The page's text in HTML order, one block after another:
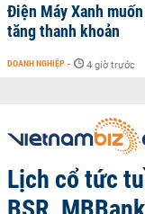
Điện Máy Xanh
tăng thanh khoản
DOANH NGHIỆP - 4 giờ trước
Lịch cổ tức